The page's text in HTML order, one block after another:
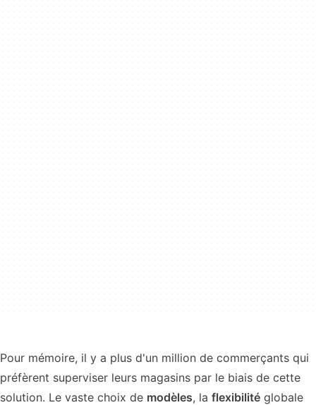
Pour mémoire, il y a plus d'un million de commerçants qui
préfèrent superviser leurs magasins par le biais de cette
solution. Le vaste choix de modèles, la flexibilité globale